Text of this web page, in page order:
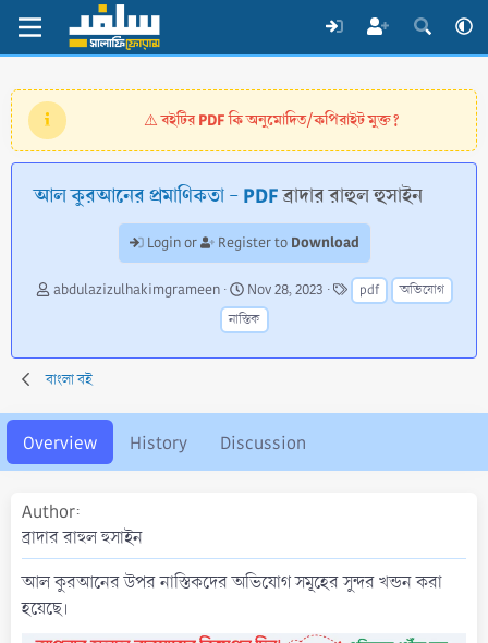
⚠️বইটির PDF কি অনুমোদিত/কপিরাইট মুক্ত?
আল কুরআনের প্রমাণিকতা - PDFব্রাদার রাহুল হুসাইন
Login or Register to Download
A
r
abdulazizulhakimgrameen
C
r
e
o
d
a
Nov 28, 2023
T
a
pdf
অভিযোগ
নাস্তিক
বাংলা বই
Overview History Discussion
Author
ব্রাদার রাহুল হুসাইন
আল কুরআনের উপর নাস্তিকদের অভিযোগ সমূহের সুন্দর খন্ডন করা
হয়েছে।